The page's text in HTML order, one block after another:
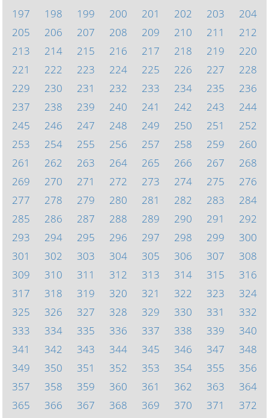
197
198 199 200 201 202 203
204
205
206 207 208 209 210 211
212
213
214 215 216 217 218 219
220
221
222 223 224 225 226 227
228
229
230 231 232 233 234 235
236
237
238 239 240 241 242 243
244
245
246 247 248 249 250 251
252
253
254 255 256 257 258 259
260
261
262 263 264 265 266 267
268
269
270 271 272 273 274 275
276
277
278 279 280 281 282 283
284
285
286 287 288 289 290 291
292
293
294 295 296 297 298 299
300
301
302 303 304 305 306 307
308
309
310 311 312 313 314 315
316
317
318 319 320 321 322 323
324
325
326 327 328 329 330 331
332
333
334 335 336 337 338 339
340
341
342 343 344 345 346 347
348
349
350 351 352 353 354 355
356
357
358 359 360 361 362 363
364
365
366 367 368 369 370 371
372